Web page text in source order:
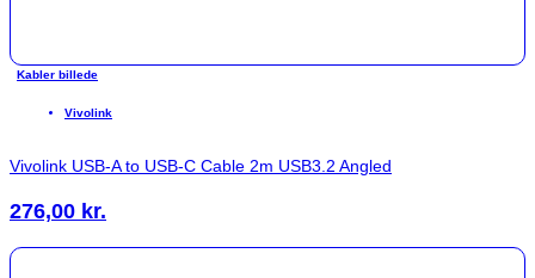
Kabler billede
Vivolink
Vivolink USB-A to USB-C Cable 2m USB3.2 Angled
276,00 kr.